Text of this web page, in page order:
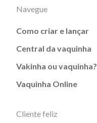
Navegue
Como criar e lançar
Central da vaquinha
Vakinha ou vaquinha?
Vaquinha Online
Cliente feliz